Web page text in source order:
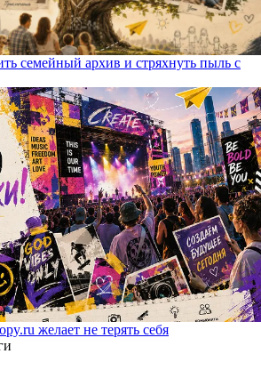
семейный архив и стряхнуть пыль с
желает не терять себя